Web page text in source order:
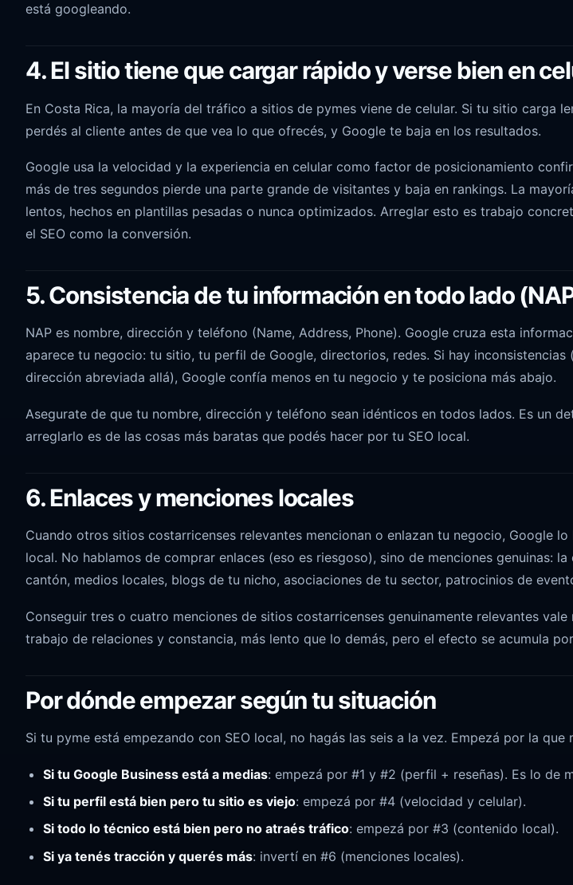
está googleando.
4. El sitio tiene que cargar rápido y verse bien en
En Costa Rica, la mayoría del tráfico a sitios de pymes viene de celular. Si tu sitio carga
perdés al cliente antes de que vea lo que ofrecés, y Google te baja en los resultados.
Google usa la velocidad y la experiencia en celular como factor de posicionamiento
más de tres segundos pierde una parte grande de visitantes y baja en rankings. La
lentos, hechos en plantillas pesadas o nunca optimizados. Arreglar esto es trabajo
el SEO como la conversión.
5. Consistencia de tu información en todo lado
NAP es nombre, dirección y teléfono (Name, Address, Phone). Google cruza esta
aparece tu negocio: tu sitio, tu perfil de Google, directorios, redes. Si hay
dirección abreviada allá), Google confía menos en tu negocio y te posiciona más abajo.
Asegurate de que tu nombre, dirección y teléfono sean idénticos en todos lados. Es un
arreglarlo es de las cosas más baratas que podés hacer por tu SEO local.
6. Enlaces y menciones locales
Cuando otros sitios costarricenses relevantes mencionan o enlazan tu negocio, Google
local. No hablamos de comprar enlaces (eso es riesgoso), sino de menciones genuinas:
cantón, medios locales, blogs de tu nicho, asociaciones de tu sector, patrocinios de
Conseguir tres o cuatro menciones de sitios costarricenses genuinamente relevantes
trabajo de relaciones y constancia, más lento que lo demás, pero el efecto se acumula
Por dónde empezar según tu situación
Si tu pyme está empezando con SEO local, no hagás las seis a la vez. Empezá por la que
Si tu Google Business está a medias: empezá por #1 y #2 (perfil + reseñas). Es lo de
Si tu perfil está bien pero tu sitio es viejo: empezá por #4 (velocidad y celular).
Si todo lo técnico está bien pero no atraés tráfico: empezá por #3 (contenido local).
Si ya tenés tracción y querés más: invertí en #6 (menciones locales).